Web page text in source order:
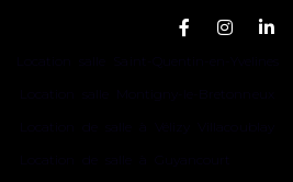
Location salle Saint-Quentin-en-Yvelines
Location salle Montigny-le-Bretonneux
Location de salle à Vélizy Villacoublay
Location de salle à Guyancourt